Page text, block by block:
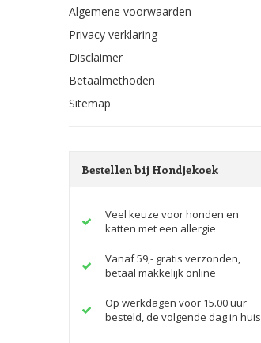
Algemene voorwaarden
Privacy verklaring
Disclaimer
Betaalmethoden
Sitemap
Bestellen bij Hondjekoek
Veel keuze voor honden en
katten met een allergie
Vanaf 59,- gratis verzonden,
betaal makkelijk online
Op werkdagen voor 15.00 uur
besteld, de volgende dag in huis